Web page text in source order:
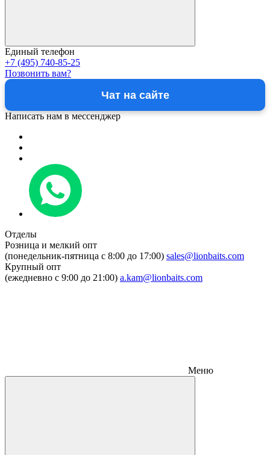
Единый телефон
+7 (495) 740-85-25
Позвонить вам?
Чат на сайте
Написать нам в мессенджер
Отделы
Розница и мелкий опт
(понедельник-пятница c 8:00 до 17:00) sales@lionbaits.com
Крупный опт
(ежедневно с 9:00 до 21:00) a.kam@lionbaits.com
Меню